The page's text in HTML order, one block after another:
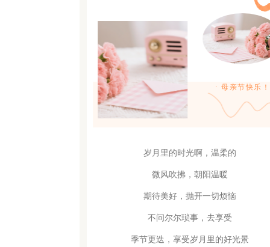
· 母亲节快乐！
岁月里的时光啊，温柔的
微风吹拂，朝阳温暖
期待美好，抛开一切烦恼
不问尔尔琐事，去享受
季节更迭，享受岁月里的好光景